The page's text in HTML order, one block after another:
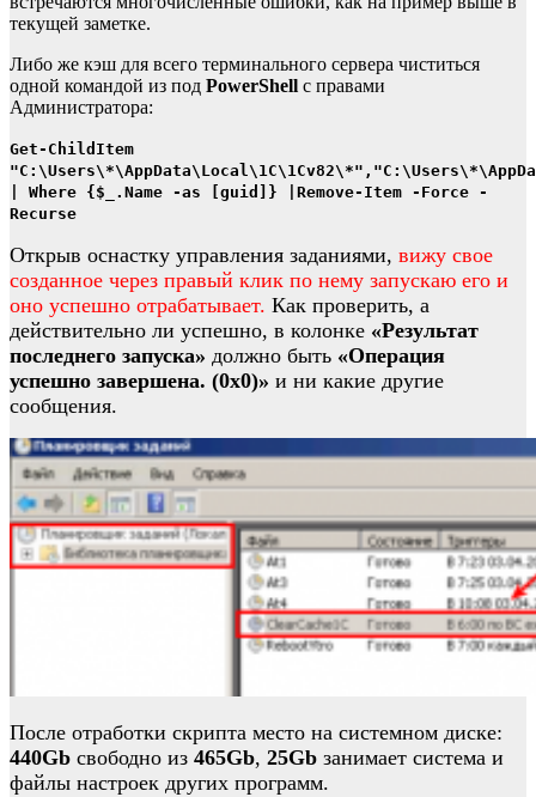
текущей заметке.
Либо же кэш для всего терминального сервера чиститься
одной командой из под PowerShell с правами
Администратора:
Get-ChildItem
| Where {$_.Name -as [guid]} |Remove-Item -Force -
Recurse
Открыв оснастку управления заданиями, вижу свое
созданное через правый клик по нему запускаю его и
оно успешно отрабатывает. Как проверить, а
действительно ли успешно, в колонке «Результат
последнего запуска» должно быть «Операция
успешно завершена. (0x0)» и ни какие другие
сообщения.
После отработки скрипта место на системном диске:
440Gb свободно из 465Gb, 25Gb занимает система и
файлы настроек других программ.